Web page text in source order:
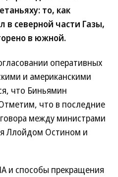
то, как
в северной части Газы,
в южной.
оперативных
и американскими
что Биньямин
что в последние
между министрами
Ллойдом Остином и
и способы прекращения